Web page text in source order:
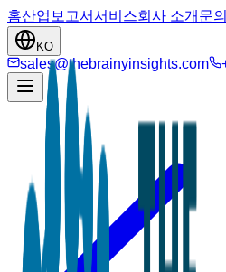
홈산업 보고서서비스회사 소개 문
KO
sales@thebrainyinsights.com